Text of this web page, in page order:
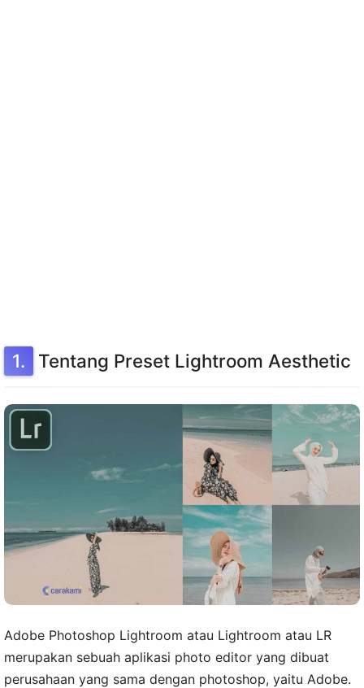
Tentang Preset Lightroom Aesthetic
Adobe Photoshop Lightroom atau Lightroom atau LR
merupakan sebuah aplikasi photo editor yang dibuat
perusahaan yang sama dengan photoshop, yaitu Adobe.